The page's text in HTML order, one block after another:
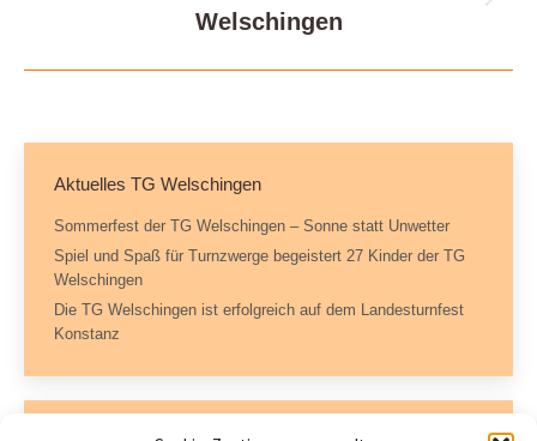
Beitrag:
Welschingen
Aktuelles TG Welschingen
Sommerfest der TG Welschingen – Sonne statt Unwetter
Spiel und Spaß für Turnzwerge begeistert 27 Kinder der TG
Welschingen
Die TG Welschingen ist erfolgreich auf dem Landesturnfest
Konstanz